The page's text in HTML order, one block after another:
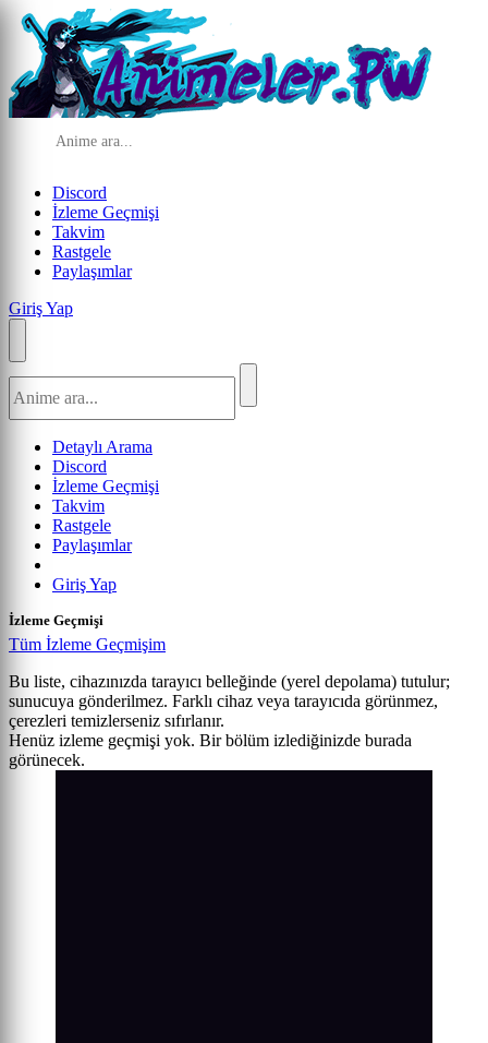
Discord
İzleme Geçmişi
Takvim
Rastgele
Paylaşımlar
Giriş Yap
Detaylı Arama
Discord
İzleme Geçmişi
Takvim
Rastgele
Paylaşımlar
Giriş Yap
İzleme Geçmişi
Tüm İzleme Geçmişim
Bu liste, cihazınızda tarayıcı belleğinde (yerel depolama) tutulur;
sunucuya gönderilmez. Farklı cihaz veya tarayıcıda görünmez,
çerezleri temizlerseniz sıfırlanır.
Henüz izleme geçmişi yok. Bir bölüm izlediğinizde burada
görünecek.